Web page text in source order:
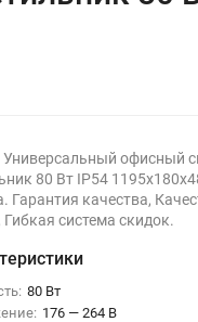
Универсальный офисный
80 Вт IP54
Гарантия качества,
Гибкая система скидок.
80 Вт
176 — 264 В